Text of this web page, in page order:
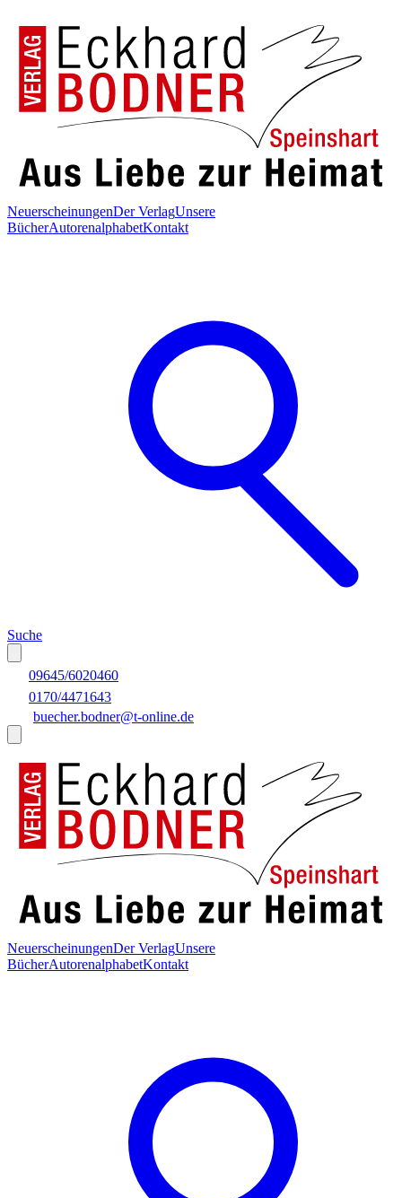
NeuerscheinungenDer VerlagUnsere
BücherAutorenalphabetKontakt
Suche
09645/6020460
0170/4471643
buecher.bodner@t-online.de
NeuerscheinungenDer VerlagUnsere
BücherAutorenalphabetKontakt